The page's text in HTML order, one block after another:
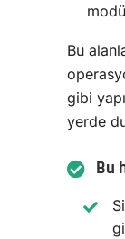
Bu
gibi
yerde
Bu